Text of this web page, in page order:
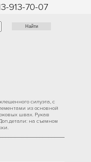
913-70-07
силуэта, с
из основной
швах. Рукав
на съемном